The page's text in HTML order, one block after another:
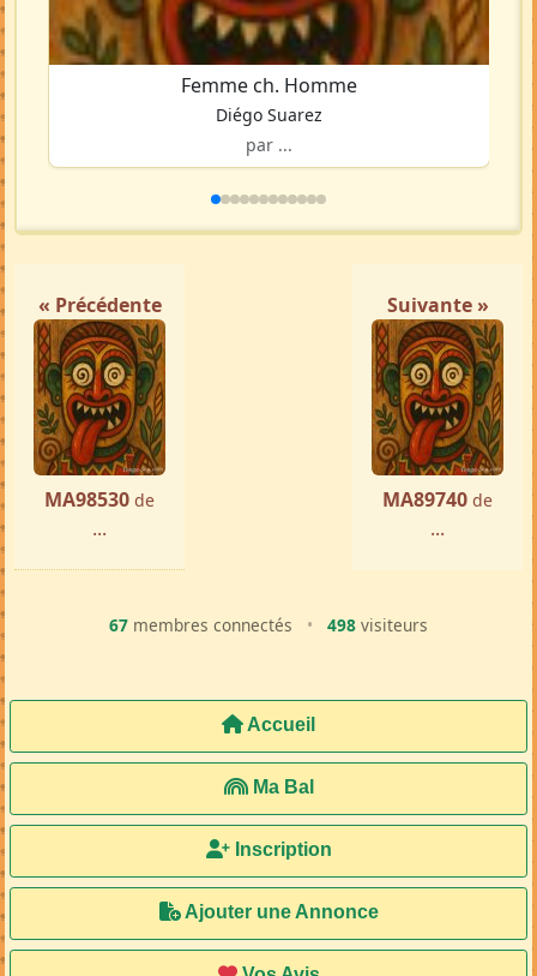
Femme ch. Homme
Diégo Suarez
par ...
« Précédente
MA98530 de
...
Suivante »
MA89740 de
...
67 membres connectés • 498 visiteurs
Accueil
Ma Bal
Inscription
Ajouter une Annonce